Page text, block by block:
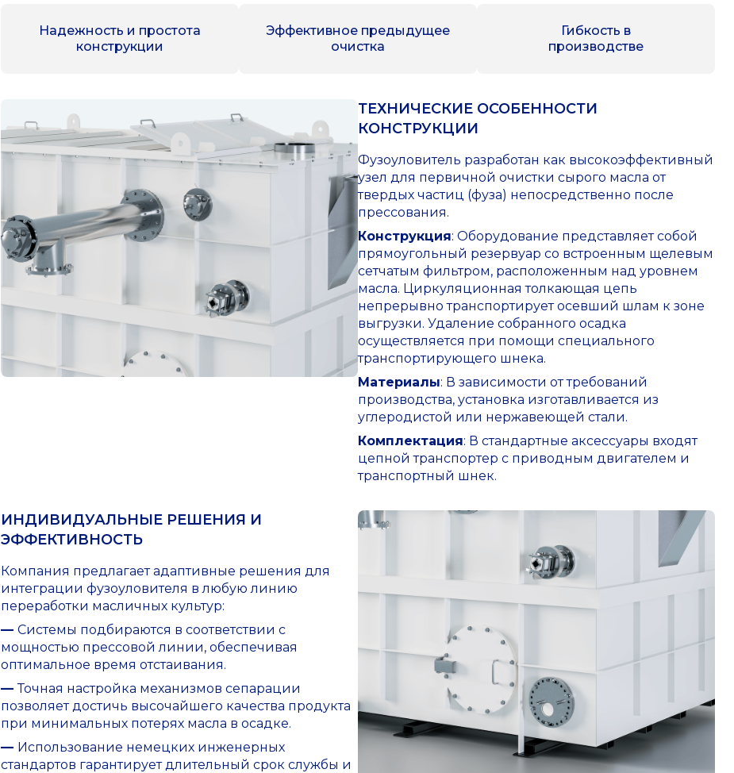
Надежность и простота
конструкции
Эффективное предыдущее
очистка
Гибкость в
производстве
ТЕХНИЧЕСКИЕ ОСОБЕННОСТИ
КОНСТРУКЦИИ
Фузоуловитель разработан как высокоэффективный
узел для первичной очистки сырого масла от
твердых частиц (фуза) непосредственно после
прессования.
Конструкция: Оборудование представляет собой
прямоугольный резервуар со встроенным щелевым
сетчатым фильтром, расположенным над уровнем
масла. Циркуляционная толкающая цепь
непрерывно транспортирует осевший шлам к зоне
выгрузки. Удаление собранного осадка
осуществляется при помощи специального
транспортирующего шнека.
Материалы: В зависимости от требований
производства, установка изготавливается из
углеродистой или нержавеющей стали.
Комплектация: В стандартные аксессуары входят
цепной транспортер с приводным двигателем и
транспортный шнек.
ИНДИВИДУАЛЬНЫЕ РЕШЕНИЯ И
ЭФФЕКТИВНОСТЬ
Компания предлагает адаптивные решения для
интеграции фузоуловителя в любую линию
переработки масличных культур:
— Системы подбираются в соответствии с
мощностью прессовой линии, обеспечивая
оптимальное время отстаивания.
—Точная настройка механизмов сепарации
позволяет достичь высочайшего качества продукта
при минимальных потерях масла в осадке.
— Использование немецких инженерных
стандартов гарантирует длительный срок службы и